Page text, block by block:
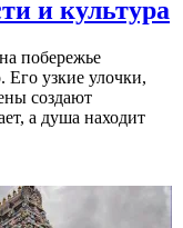
и культура
побережье
Его узкие улочки,
создают
а душа находит